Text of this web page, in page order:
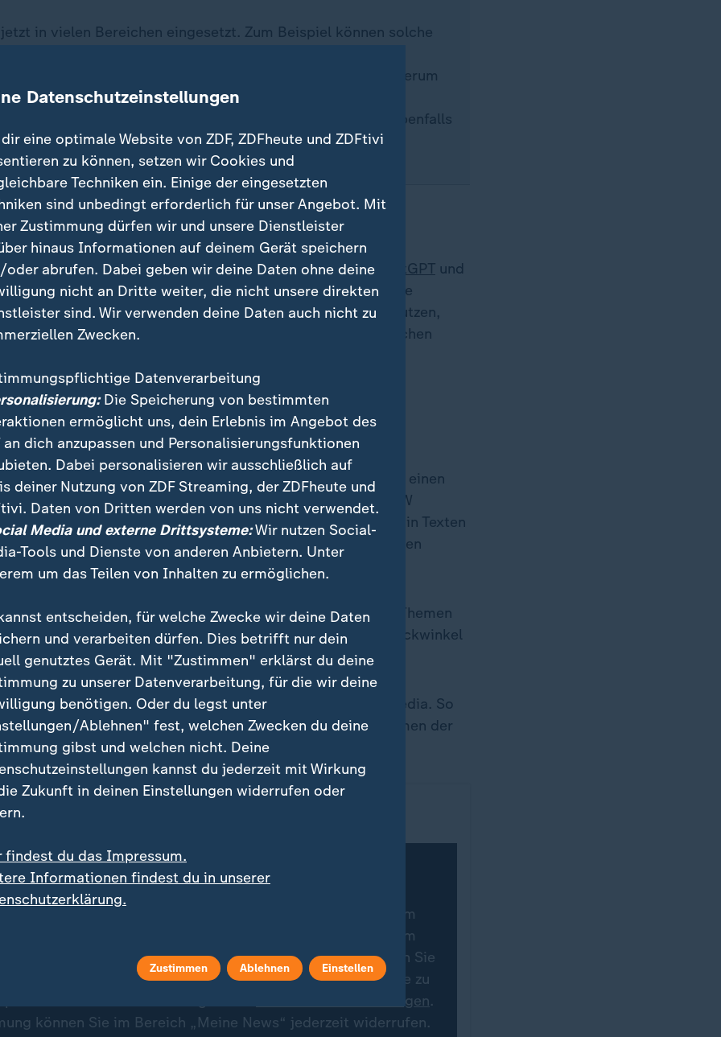
in vielen Bereichen eingesetzt. Zum Beispiel können solche
von Computertomografen schneller und mit einer
als Menschen auswerten. Selbstfahrende Autos wiederum
Verhalten anderer Verkehrsteilnehmer vorherzusagen. Und
Playlists von Streaming-Diensten arbeiten ebenfalls
für kleinere Hilfen genutzt
Parteien geht der Einsatz nicht über kleinere Hilfen mit ChatGPT und
in Thüringen greife etwa "in Einzelfällen auf einschlägige
Die AfD Thüringen gibt an, keine KI im Wahlkampf zu nutzen,
Thüringen, die allerdings nicht für ihre Dienstleister sprechen
Diskussionen mit KI-Chat und
Gesang
Partei wie das BSW, die ohne etablierte Strukturen schnell einen
Beine stellen musste, sind KI-Tools eine Chance. Das BSW
Steffen Quasebarth ChatGPT unter anderem, um Fehler in Texten
ließen sich zudem von ChatGPT große Textmengen
und analysieren.
diskutiere sogar mit den BSWlern: Mit ChatGPT würden "Themen
Perspektiven" diskutiert und man lasse sich "neue Blickwinkel
Quasebarth.
KI-generierte Musik für Wahlkampfvideos auf Social Media. So
Instagram-Posts eine KI-Stimme zu Dance-Beats den Namen der
KI-generierter Musik
Ein Klick für den Datenschutz
hier klicken, werden Bilder und andere Daten von Instagram
Ihre IP-Adresse wird dabei an externe Server von Instagram
den Datenschutz dieses Social Media-Anbieters können Sie
von Instagram informieren. Um Ihre künftigen Besuche zu
wir Ihre Zustimmung in den
Datenschutzeinstellungen.
können Sie im Bereich „Meine News“ jederzeit widerrufen.
Datenschutzeinstellungen
eine optimale Website von ZDF, ZDFheute und ZDFtivi
zu können, setzen wir Cookies und
Techniken ein. Einige der eingesetzten
sind unbedingt erforderlich für unser Angebot. Mit
Zustimmung dürfen wir und unsere Dienstleister
hinaus Informationen auf deinem Gerät speichern
oder abrufen. Dabei geben wir deine Daten ohne deine
nicht an Dritte weiter, die nicht unsere direkten
sind. Wir verwenden deine Daten auch nicht zu
Zwecken.
Datenverarbeitung
Die Speicherung von bestimmten
ermöglicht uns, dein Erlebnis im Angebot des
an dich anzupassen und Personalisierungsfunktionen
Dabei personalisieren wir ausschließlich auf
deiner Nutzung von ZDF Streaming, der ZDFheute und
Daten von Dritten werden von uns nicht verwendet.
Media und externe Drittsysteme:Wir nutzen Social-
Tools und Dienste von anderen Anbietern. Unter
um das Teilen von Inhalten zu ermöglichen.
entscheiden, für welche Zwecke wir deine Daten
und verarbeiten dürfen. Dies betrifft nur dein
genutztes Gerät. Mit "Zustimmen" erklärst du deine
zu unserer Datenverarbeitung, für die wir deine
benötigen. Oder du legst unter
Ablehnen" fest, welchen Zwecken du deine
gibst und welchen nicht. Deine
kannst du jederzeit mit Wirkung
Zukunft in deinen Einstellungen widerrufen oder
findest du das Impressum.
Informationen findest du in unserer
Zustimmen Ablehnen Einstellen